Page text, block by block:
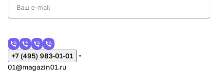
+7 (495) 983-01-01
01@magazin01.ru